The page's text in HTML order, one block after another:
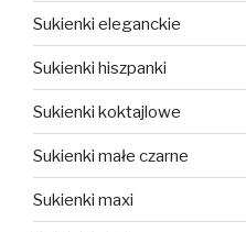
Sukienki eleganckie
Sukienki hiszpanki
Sukienki koktajlowe
Sukienki małe czarne
Sukienki maxi